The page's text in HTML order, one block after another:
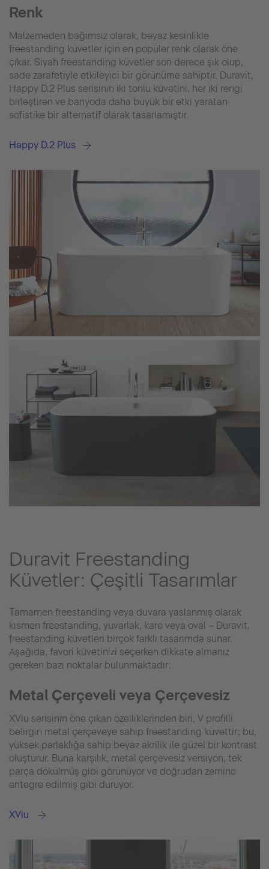
Renk
Malzemeden bağımsız olarak, beyaz kesinlikle
freestanding küvetler için en popüler renk olarak öne
çıkar. Siyah freestanding küvetler son derece şık olup,
sade zarafetiyle etkileyici bir görünüme sahiptir. Duravit,
Happy D.2 Plus serisinin iki tonlu küvetini, her iki rengi
birleştiren ve banyoda daha büyük bir etki yaratan
sofistike bir alternatif olarak tasarlamıştır.
Happy D.2 Plus
Duravit Freestanding
Küvetler: Çeşitli Tasarımlar
Tamamen freestanding veya duvara yaslanmış olarak
kısmen freestanding, yuvarlak, kare veya oval – Duravit,
freestanding küvetleri birçok farklı tasarımda sunar.
Aşağıda, favori küvetinizi seçerken dikkate almanız
gereken bazı noktalar bulunmaktadır:
Metal Çerçeveli veya Çerçevesiz
XViu serisinin öne çıkan özelliklerinden biri, V profilli
belirgin metal çerçeveye sahip freestanding küvettir; bu,
yüksek parlaklığa sahip beyaz akrilik ile güzel bir kontrast
oluşturur. Buna karşılık, metal çerçevesiz versiyon, tek
parça dökülmüş gibi görünüyor ve doğrudan zemine
entegre edilmiş gibi duruyor.
XViu